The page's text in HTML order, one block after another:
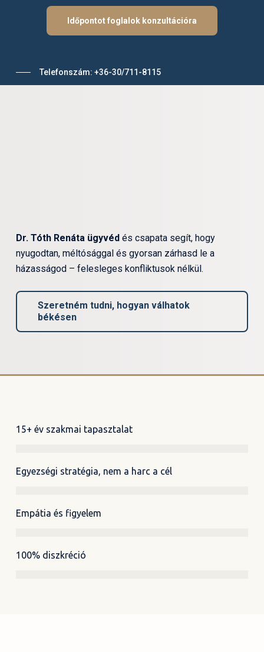
Időpontot foglalok konzultációra
Telefonszám: +36-30/711-8115
Dr. Tóth Renáta ügyvéd és csapata segít, hogy
nyugodtan, méltósággal és gyorsan zárhasd le a
házasságod – felesleges konfliktusok nélkül.
Szeretném tudni, hogyan válhatok
békésen
15+ év szakmai tapasztalat
Egyezségi stratégia, nem a harc a cél
Empátia és figyelem
100% diszkréció